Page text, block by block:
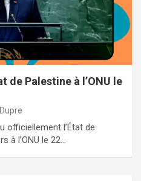
de Palestine à l’ONU le
officiellement l’État de
à l’ONU le 22…